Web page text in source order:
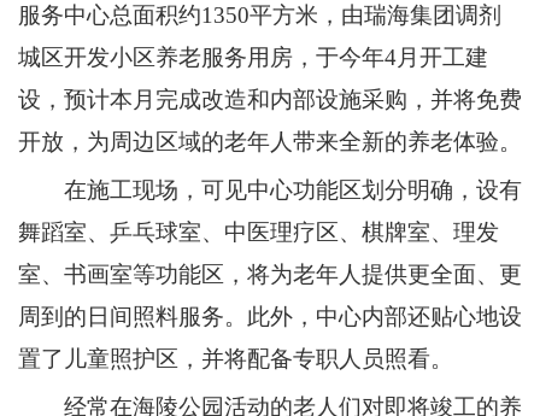
服务中心总面积约1350平方米，由瑞海集团调剂
城区开发小区养老服务用房，于今年4月开工建
设，预计本月完成改造和内部设施采购，并将免费
开放，为周边区域的老年人带来全新的养老体验。
在施工现场，可见中心功能区划分明确，设有
舞蹈室、乒乓球室、中医理疗区、棋牌室、理发
室、书画室等功能区，将为老年人提供更全面、更
周到的日间照料服务。此外，中心内部还贴心地设
置了儿童照护区，并将配备专职人员照看。
经常在海陵公园活动的老人们对即将竣工的养